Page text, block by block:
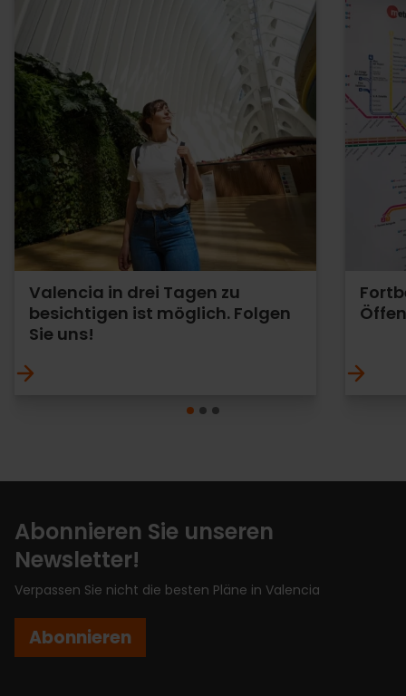
Valencia in drei Tagen zu
besichtigen ist möglich. Folgen
Sie uns!
Abonnieren Sie unseren
Newsletter!
Verpassen Sie nicht die besten Pläne in Valencia
Abonnieren